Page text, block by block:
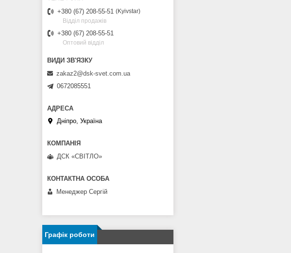
+380 (67) 208-55-51
Kyivstar
Відділ продажів
+380 (67) 208-55-51
Оптовий відділ
zakaz2@dsk-svet.com.ua
0672085551
Дніпро, Україна
ДСК «СВІТЛО»
Менеджер Сергій
Графік роботи